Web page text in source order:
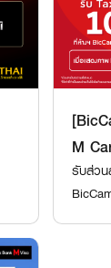
M
รับส่ว